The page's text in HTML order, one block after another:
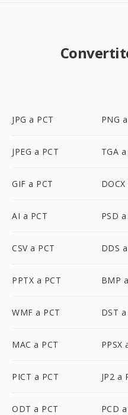
JPG a PCT PNG
JPEG a PCT TGA
GIF a PCT
AI a PCT PSD
CSV a PCT DDS
PPTX a PCT BMP
WMF a PCT DST
MAC a PCT PPSX
PICT a PCT JP2 a
ODT a PCT PCD